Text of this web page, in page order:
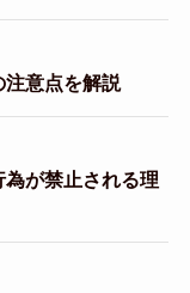
意点を解説
が禁止される理